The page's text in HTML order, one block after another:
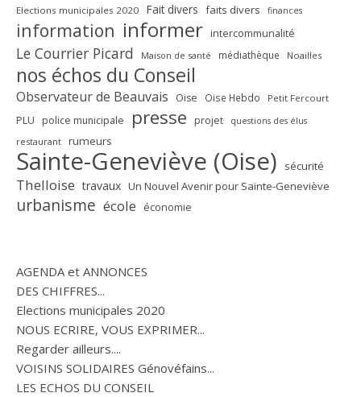
Elections municipales 2020 Fait divers faits divers finances
information informer intercommunalité
Le Courrier Picard Maison de santé médiathèque Noailles
nos échos du Conseil
Observateur de Beauvais Oise Oise Hebdo Petit Fercourt
PLU police municipale presse projet questions des élus
restaurant rumeurs
Sainte-Geneviève (Oise) sécurité
Thelloise travaux Un Nouvel Avenir pour Sainte-Geneviève
urbanisme école économie
AGENDA et ANNONCES
DES CHIFFRES...
Elections municipales 2020
NOUS ECRIRE, VOUS EXPRIMER...
Regarder ailleurs....
VOISINS SOLIDAIRES Génovéfains...
LES ECHOS DU CONSEIL